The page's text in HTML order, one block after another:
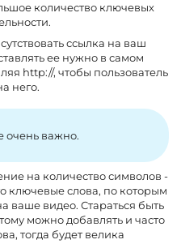
количество ключевых
ссылка на ваш
ее нужно в самом
http://, чтобы пользователь
него.
очень важно.
на количество символов -
ключевые слова, по которым
ваше видео. Стараться быть
можно добавлять и часто
тогда будет велика